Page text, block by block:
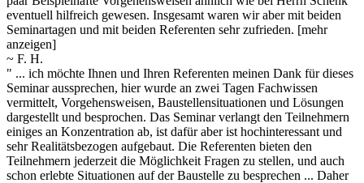
eventuell hilfreich gewesen. Insgesamt waren wir aber mit beiden
Seminartagen und mit beiden Referenten sehr zufrieden. [mehr
anzeigen]
~ F. H.
" ... ich möchte Ihnen und Ihren Referenten meinen Dank für dieses
Seminar aussprechen, hier wurde an zwei Tagen Fachwissen
vermittelt, Vorgehensweisen, Baustellensituationen und Lösungen
dargestellt und besprochen. Das Seminar verlangt den Teilnehmern
einiges an Konzentration ab, ist dafür aber ist hochinteressant und
sehr Realitätsbezogen aufgebaut. Die Referenten bieten den
Teilnehmern jederzeit die Möglichkeit Fragen zu stellen, und auch
schon erlebte Situationen auf der Baustelle zu besprechen ... Daher